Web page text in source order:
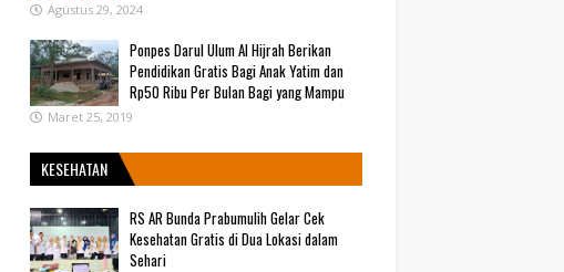
Agustus 29, 2024
Ponpes Darul Ulum Al Hijrah Berikan
Pendidikan Gratis Bagi Anak Yatim dan
Rp50 Ribu Per Bulan Bagi yang Mampu
Maret 25, 2019
KESEHATAN
RS AR Bunda Prabumulih Gelar Cek
Kesehatan Gratis di Dua Lokasi dalam
Sehari